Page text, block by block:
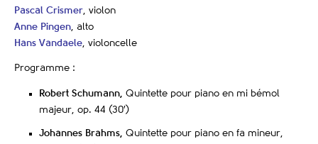
Pascal Crismer , violon
Anne Pingen , alto
Hans Vandaele , violoncelle
Programme :
Robert Schumann, Quintette pour piano en mi bémol
majeur, op. 44 (30′)
Johannes Brahms, Quintette pour piano en fa mineur,